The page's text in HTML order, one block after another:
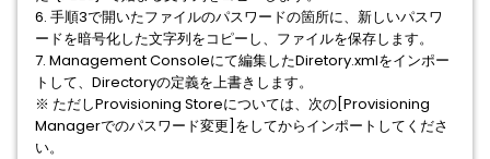
6. 手順3で開いたファイルのパスワードの箇所に、新しいパスワ
ードを暗号化した文字列をコピーし、ファイルを保存します。
7. Management Consoleにて編集したDiretory.xmlをインポー
トして、Directoryの定義を上書きします。
※ ただしProvisioning Storeについては、次の[Provisioning
Managerでのパスワード変更]をしてからインポートしてくださ
い。